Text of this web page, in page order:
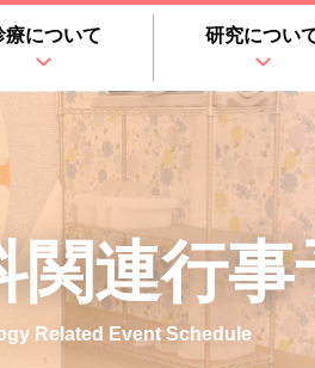
療について 研究につい
関連行事
Related Event Schedule